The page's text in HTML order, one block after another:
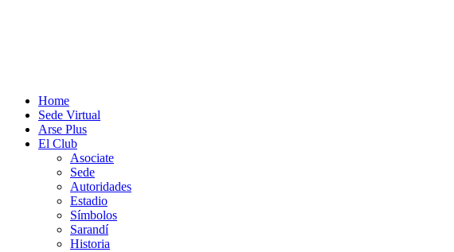
Home
Sede Virtual
Arse Plus
El Club
Asociate
Sede
Autoridades
Estadio
Símbolos
Sarandí
Historia